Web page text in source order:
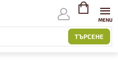
ТЪРСЕНЕ
ВИЖ